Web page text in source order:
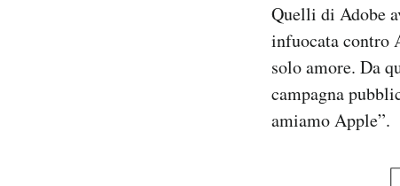
Quelli di Adobe
infuocata contro
solo amore. Da
campagna
amiamo Apple”.